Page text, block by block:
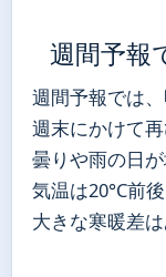
週間予報
週間予報では
週末にかけて再
曇りや雨の日が
気温は20°C前後
大きな寒暖差は